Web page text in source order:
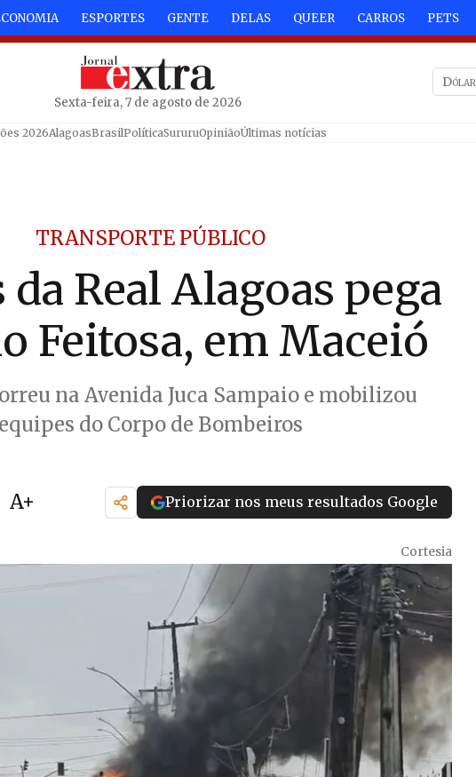
ESPORTES GENTE DELAS QUEER CARROS PETS
Sexta-feira, 7 de agosto de 2026
Dólar
2026AlagoasBrasilPolíticaSururuOpiniãoÚltimas notícias
TRANSPORTE PÚBLICO
Real Alagoas pega
Feitosa, em Maceió
na Avenida Juca Sampaio e mobilizou
equipes do Corpo de Bombeiros
A+ Priorizar nos meus resultados Google
Cortesia